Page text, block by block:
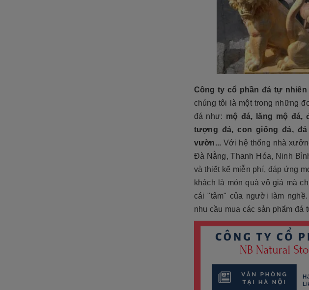
Công ty cổ phần đá tự nhiên
chúng tôi là một trong những
đá như: mộ đá, lăng mộ đá,
tượng đá, con giống đá,
vườn... Với hệ thống nhà
Đà Nẵng, Thanh Hóa, Ninh
và thiết kế miễn phí, đáp ứng
khách là món quà vô giá mà
cái "tâm" của người làm nghề.
nhu cầu mua các sản phẩm đá